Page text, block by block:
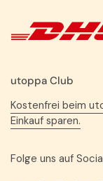
utoppa Club
Kostenfrei beim
Einkauf sparen.
Folge uns auf